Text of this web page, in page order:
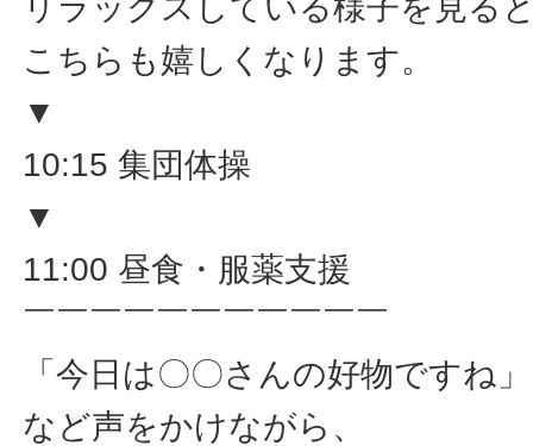
リラックスしている様子を見る
こちらも嬉しくなります。
▼
10:15 集団体操
▼
11:00 昼食・服薬支援
￣￣￣￣￣￣￣￣￣￣￣
「今日は〇〇さんの好物ですね」
など声をかけながら、